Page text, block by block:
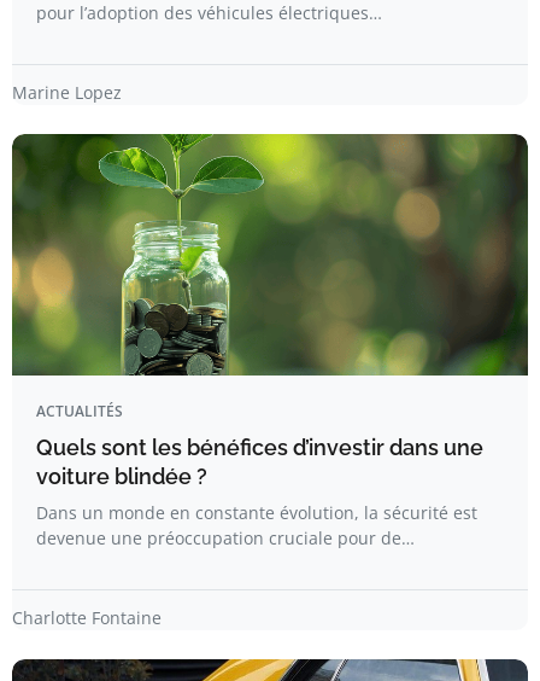
pour l’adoption des véhicules électriques…
Marine Lopez
ACTUALITÉS
Quels sont les bénéfices d’investir dans une
voiture blindée ?
Dans un monde en constante évolution, la sécurité est
devenue une préoccupation cruciale pour de…
Charlotte Fontaine